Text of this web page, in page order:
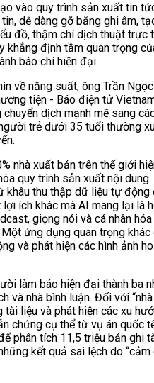
vào quy trình sản xuất tin
dễ dàng gỡ băng ghi âm,
đồ, thậm chí dịch thuật trực
khẳng định tầm quan trọng
báo chí hiện đại.
về năng suất, ông Trần
tiện - Báo điện tử
dịch mạnh mẽ sang
trẻ dưới 35 tuổi thường
nhà xuất bản trên thế giới
quy trình sản xuất nội dung.
thu thập dữ liệu tự động
ích khác mà AI mang lại là
giọng nói và cá nhân
ứng dụng quan trọng khác
và phát hiện các hình ảnh
làm báo hiện đại thành ba
và nhà bình luận. Đối với
tài liệu và phát hiện các xu
chứng cụ thể từ vụ án quốc
phân tích 11,5 triệu bản ghi
kết quả sai lệch do “cảm